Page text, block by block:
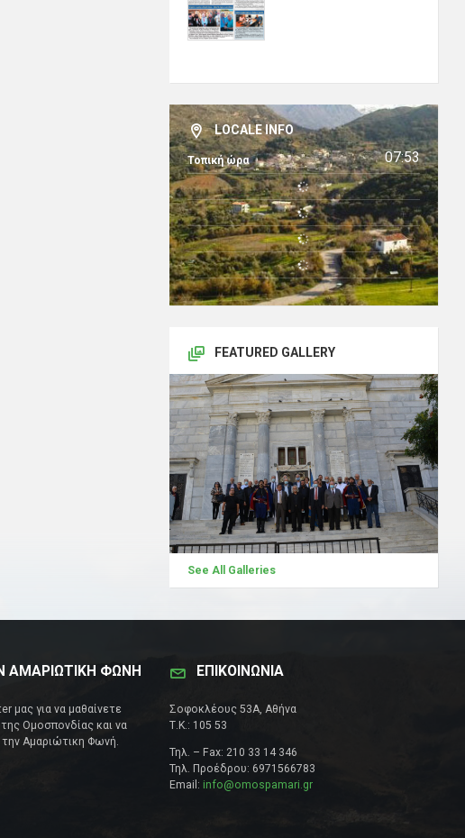
LOCALE INFO
Τοπική ώρα 07:53
FEATURED GALLERY
See All Galleries
ΑΜΑΡΙΩΤΙΚΗ ΦΩΝΗ
μας για να μαθαίνετε
Ομοσπονδίας και να
Αμαριώτικη Φωνή.
ΕΠΙΚΟΙΝΩΝΊΑ
Σοφοκλέους 53Α, Αθήνα
Τ.Κ.: 105 53
Τηλ. – Fax: 210 33 14 346
Τηλ. Προέδρου: 6971566783
Email: info@omospamari.gr